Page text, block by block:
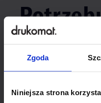
Zgoda
Niniejsza strona